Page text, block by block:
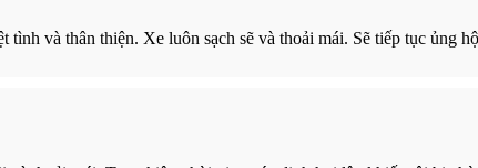
và thân thiện. Xe luôn sạch sẽ và thoải mái. Sẽ tiếp tục ủng